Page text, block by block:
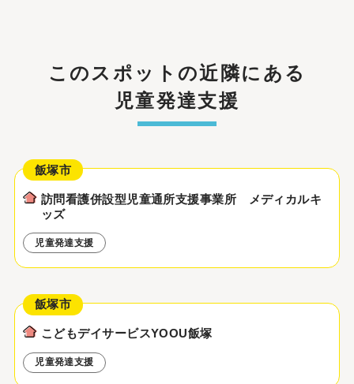
このスポットの近隣にある
児童発達支援
訪問看護併設型児童通所支援事業所 メディカルキ
ッズ
飯塚市
児童発達支援
こどもデイサービスYOOU飯塚
飯塚市
児童発達支援